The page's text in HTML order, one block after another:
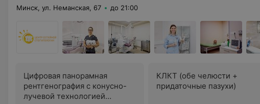
Минск, ул. Неманская, 67 до 21:00
Цифровая панорамная
рентгенография с конусно-
лучевой технологией
КЛКТ (обе челюсти +
придаточные пазухи)